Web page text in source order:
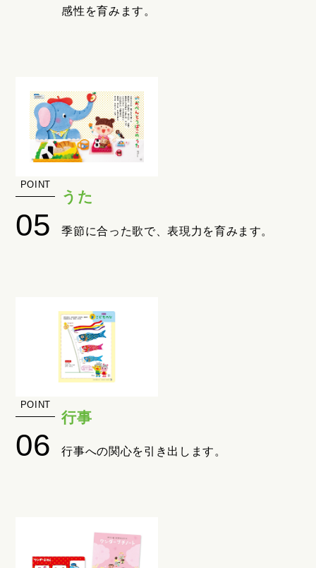
感性を育みます。
うた
季節に合った歌で、表現力を育みます。
行事
行事への関心を引き出します。